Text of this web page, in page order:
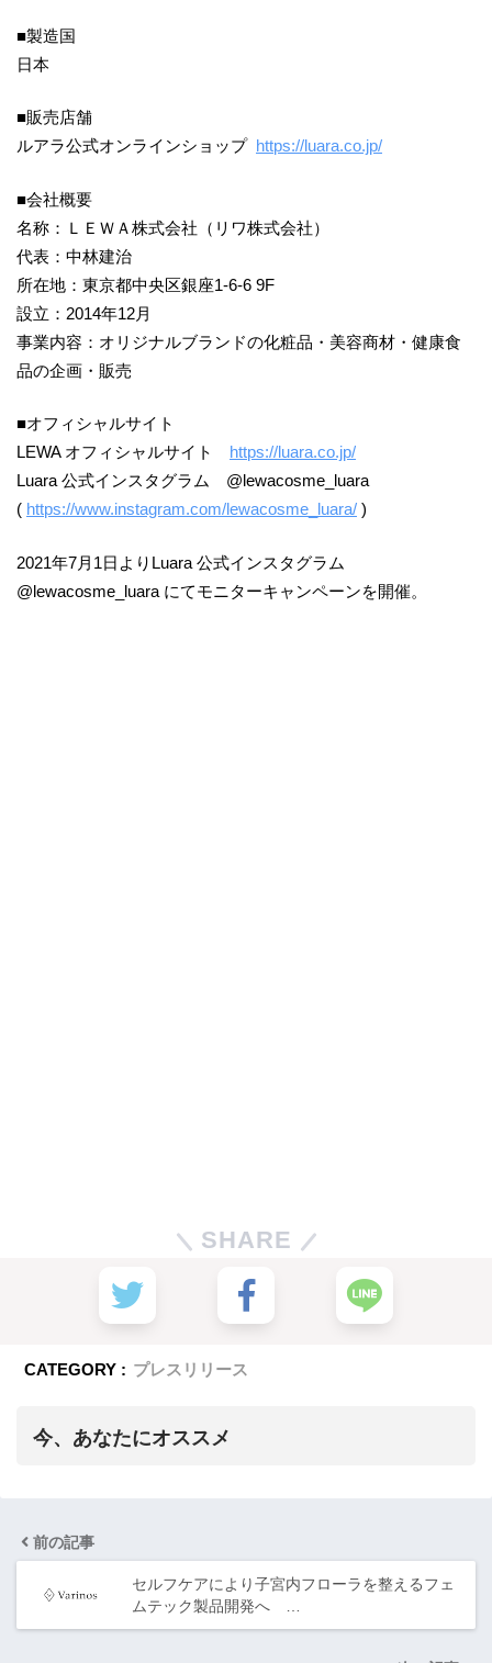
■製造国
日本
■販売店舗
ルアラ公式オンラインショップ https://luara.co.jp/
■会社概要
名称：ＬＥＷＡ株式会社（リワ株式会社）
代表：中林建治
所在地：東京都中央区銀座1-6-6 9F
設立：2014年12月
事業内容：オリジナルブランドの化粧品・美容商材・健康食
品の企画・販売
■オフィシャルサイト
LEWA オフィシャルサイト https://luara.co.jp/
Luara 公式インスタグラム @lewacosme_luara
( https://www.instagram.com/lewacosme_luara/ )
2021年7月1日よりLuara 公式インスタグラム
@lewacosme_luara にてモニターキャンペーンを開催。
SHARE
CATEGORY : プレスリリース
今、あなたにオススメ
前の記事
セルフケアにより子宮内フローラを整えるフェ
ムテック製品開発へ …